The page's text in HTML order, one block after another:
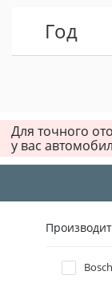
Daewoo
Ford
Hummer
Hyundai
Год
Для точного
у вас
Bosch